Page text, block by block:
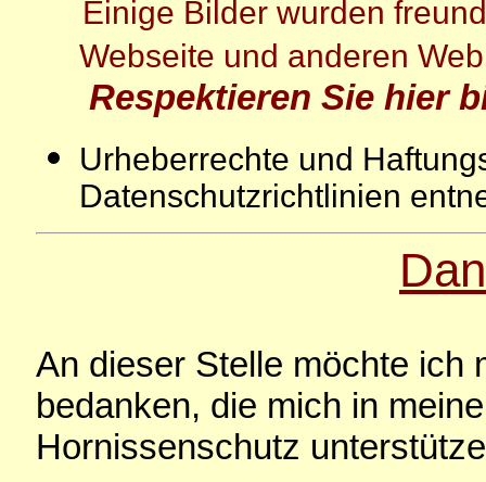
Einige Bilder wurden
Webseite und anderen
Respektieren Sie hier
Urheberrechte und
Datenschutzrichtlinien
An dieser Stelle möchte ich
bedanken, die mich in
Hornissenschutz